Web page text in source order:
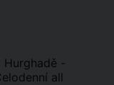
Hurghadě -
all